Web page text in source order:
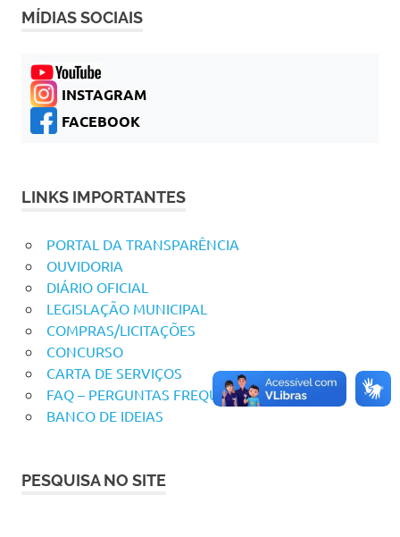
MÍDIAS SOCIAIS
INSTAGRAM
FACEBOOK
LINKS IMPORTANTES
PORTAL DA TRANSPARÊNCIA
OUVIDORIA
DIÁRIO OFICIAL
LEGISLAÇÃO MUNICIPAL
COMPRAS/LICITAÇÕES
CONCURSO
CARTA DE SERVIÇOS
FAQ – PERGUNTAS FREQUENTES
BANCO DE IDEIAS
PESQUISA NO SITE